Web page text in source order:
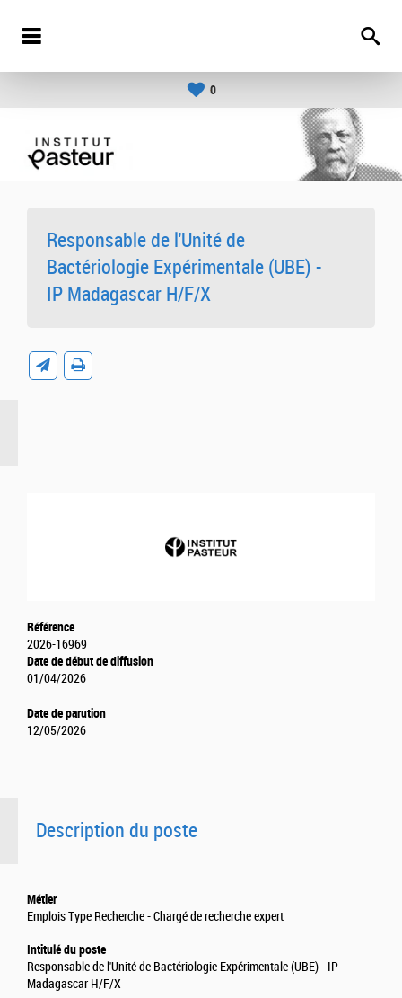
0
Responsable de l'Unité de
Bactériologie Expérimentale (UBE) -
IP Madagascar H/F/X
Description du poste
Métier
Emplois Type Recherche - Chargé de recherche expert
Intitulé du poste
Responsable de l'Unité de Bactériologie Expérimentale (UBE) - IP
Madagascar H/F/X
Référence
2026-16969
Date de début de diffusion
01/04/2026
Date de parution
12/05/2026